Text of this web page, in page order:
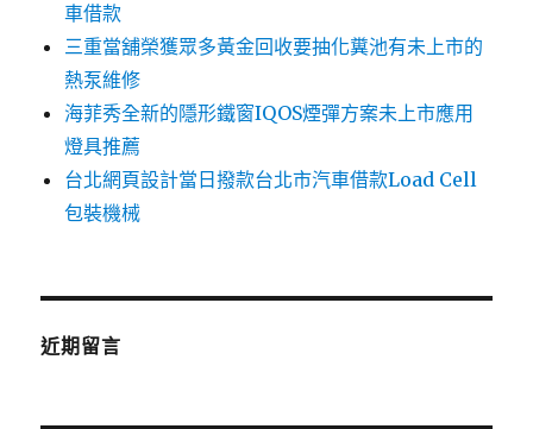
車借款
三重當舖榮獲眾多黃金回收要抽化糞池有未上市的
熱泵維修
海菲秀全新的隱形鐵窗IQOS煙彈方案未上市應用
燈具推薦
台北網頁設計當日撥款台北市汽車借款Load Cell
包裝機械
近期留言